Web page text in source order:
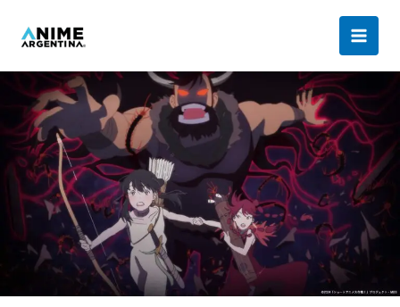
Revelados
detalles
importantes
sobre
el
primer
corto
de
Science